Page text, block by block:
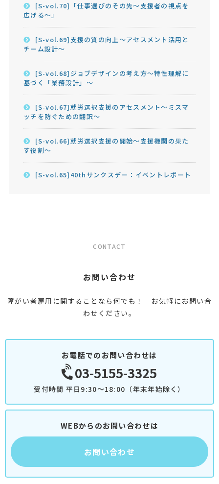
[S-vol.70]「仕事選びのその先～支援者の視点を
広げる～」
[S-vol.69]支援の質の向上～アセスメント活用と
チーム設計～
[S-vol.68]ジョブデザインの考え方～特性理解に
基づく「業務設計」～
[S-vol.67]就労選択支援のアセスメント～ミスマ
ッチを防ぐための翻訳～
[S-vol.66]就労選択支援の開始～支援機関の果た
す役割～
[S-vol.65]40thサンクスデー：イベントレポート
CONTACT
お問い合わせ
障がい者雇用に関することなら何でも！ お気軽にお問い合
わせください。
お電話でのお問い合わせは
03-5155-3325
受付時間 平日9:30～18:00（年末年始除く）
WEBからのお問い合わせは
お問い合わせ